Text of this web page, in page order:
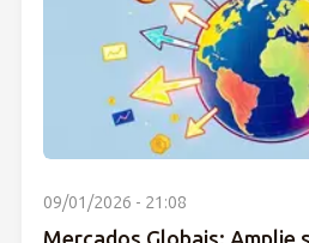
09/01/2026 - 21:08